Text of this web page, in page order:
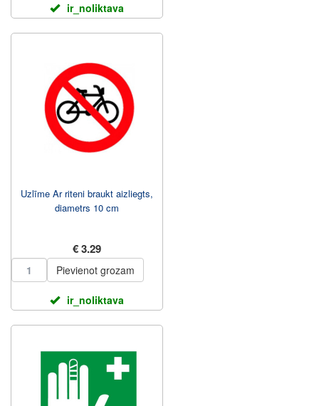
ir_noliktava
Uzlīme Ar riteni braukt aizliegts,
diametrs 10 cm
€ 3.29
Pievienot grozam
ir_noliktava